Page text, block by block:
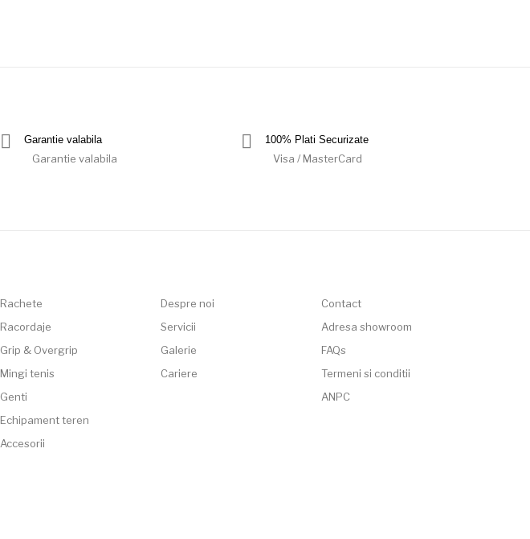
Garantie valabila
Garantie valabila
100% Plati Securizate
Visa / MasterCard
Rachete
Racordaje
Grip & Overgrip
Mingi tenis
Genti
Echipament teren
Accesorii
Despre noi
Servicii
Galerie
Cariere
Contact
Adresa showroom
FAQs
Termeni si conditii
ANPC